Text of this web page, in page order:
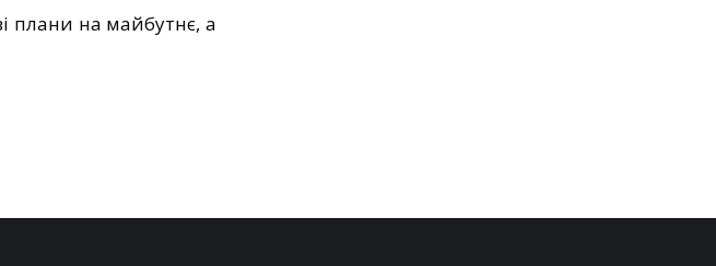
плани на майбутнє, а